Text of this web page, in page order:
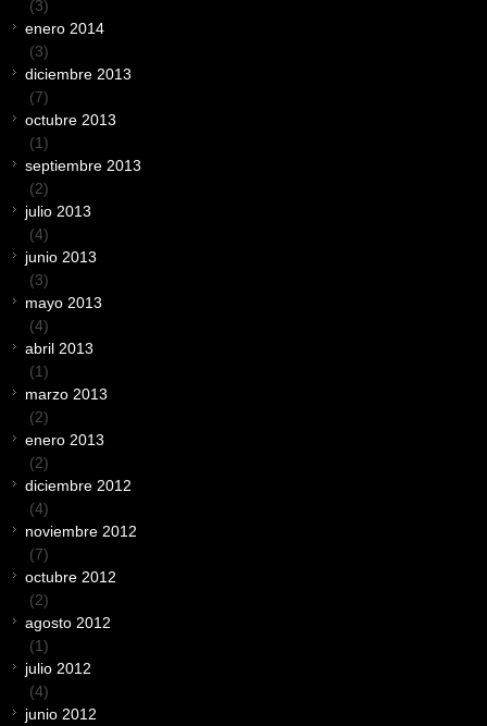
(3)
enero 2014
(3)
diciembre 2013
(7)
octubre 2013
(1)
septiembre 2013
(2)
julio 2013
(4)
junio 2013
(3)
mayo 2013
(4)
abril 2013
(1)
marzo 2013
(2)
enero 2013
(2)
diciembre 2012
(4)
noviembre 2012
(7)
octubre 2012
(2)
agosto 2012
(1)
julio 2012
(4)
junio 2012